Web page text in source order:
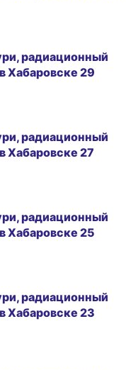
радиационный
Хабаровске 29
радиационный
Хабаровске 27
радиационный
Хабаровске 25
радиационный
Хабаровске 23